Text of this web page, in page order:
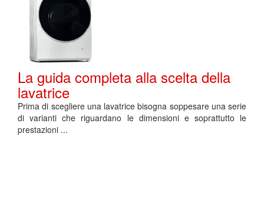
La guida completa alla scelta della
lavatrice
Prima di scegliere una lavatrice bisogna soppesare una serie
di varianti che riguardano le dimensioni e soprattutto le
prestazioni ...